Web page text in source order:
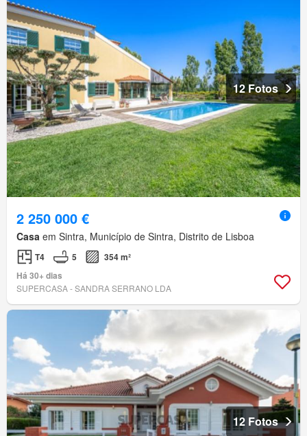
12 Fotos
2 250 000 €
Casa em Sintra, Município de Sintra, Distrito de Lisboa
T4 5
354 m²
Há 30+ dias
SUPERCASA - SANDRA SERRANO LDA
12 Fotos